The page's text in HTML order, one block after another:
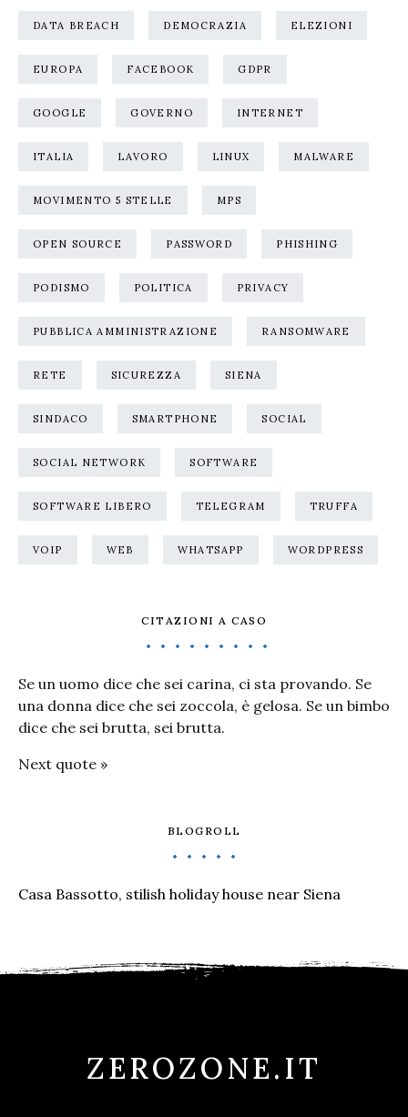
DATA BREACH DEMOCRAZIA ELEZIONI
EUROPA FACEBOOK GDPR
GOOGLE GOVERNO INTERNET
ITALIA LAVORO LINUX MALWARE
MOVIMENTO 5 STELLE MPS
OPEN SOURCE PASSWORD PHISHING
PODISMO POLITICA PRIVACY
PUBBLICA AMMINISTRAZIONE RANSOMWARE
RETE SICUREZZA SIENA
SINDACO SMARTPHONE SOCIAL
SOCIAL NETWORK SOFTWARE
SOFTWARE LIBERO TELEGRAM TRUFFA
VOIP WEB WHATSAPP WORDPRESS
CITAZIONI A CASO
Se un uomo dice che sei carina, ci sta provando. Se
una donna dice che sei zoccola, è gelosa. Se un bimbo
dice che sei brutta, sei brutta.
Next quote »
BLOGROLL
Casa Bassotto, stilish holiday house near Siena
ZEROZONE.IT